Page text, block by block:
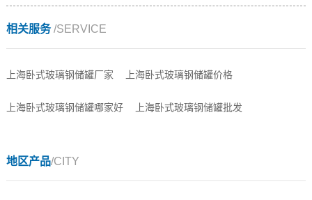
相关服务/SERVICE
上海卧式玻璃钢储罐厂家 上海卧式玻璃钢储罐价格
上海卧式玻璃钢储罐哪家好 上海卧式玻璃钢储罐批发
地区产品/CITY